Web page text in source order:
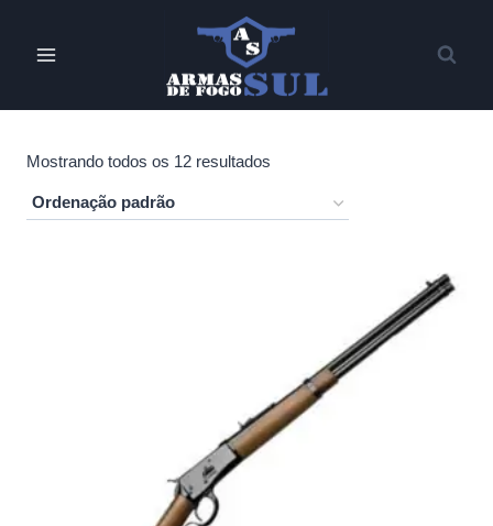
Mostrando todos os 12 resultados